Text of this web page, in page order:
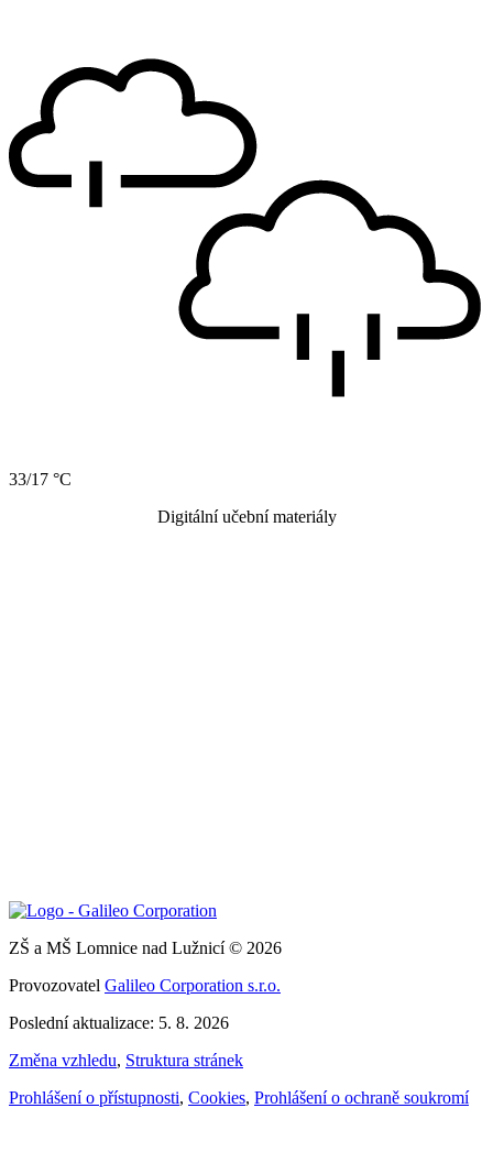
33/17 °C
Digitální učební materiály
ZŠ a MŠ Lomnice nad Lužnicí © 2026
Provozovatel Galileo Corporation s.r.o.
Poslední aktualizace: 5. 8. 2026
Změna vzhledu, Struktura stránek
Prohlášení o přístupnosti, Cookies, Prohlášení o ochraně soukromí